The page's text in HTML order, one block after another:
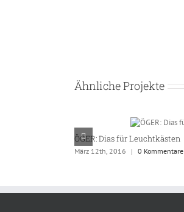
Ähnliche Projekte
ÖGER: Dias für Leuchtkästen
März 12th, 2016 | 0 Kommentare